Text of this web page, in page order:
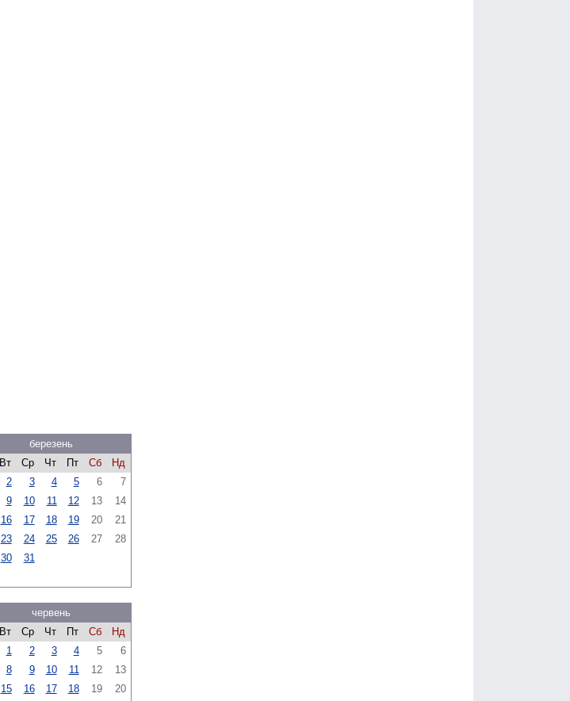
березень
Вт Ср Чт Пт Сб
Нд
2 3 4 5 6
7
9 10 11 12 13
14
16 17 18 19 20
21
23 24 25 26 27
28
30 31
червень
Вт Ср Чт Пт Сб
Нд
1
2 3 4 5
6
8 9 10 11 12
13
15 16 17 18 19
20